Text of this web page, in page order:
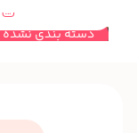
دسته بندی نشده